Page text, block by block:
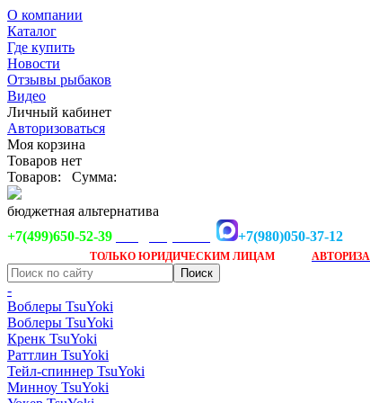
О компании
Каталог
Где купить
Новости
Отзывы рыбаков
Видео
Личный кабинет
Авторизоваться
Моя корзина
Товаров нет
Товаров:
Сумма:
бюджетная альтернатива
+7(499)650-52-39
+7(980)050-37-12
ТОЛЬКО ЮРИДИЧЕСКИМ ЛИЦАМ
-
Воблеры TsuYoki
Воблеры TsuYoki
Кренк TsuYoki
Раттлин TsuYoki
Тейл-спиннер TsuYoki
Минноу TsuYoki